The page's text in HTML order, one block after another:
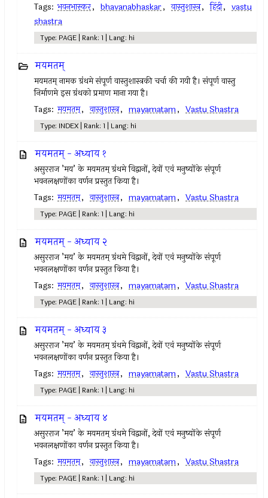
Tags: भवनभास्कर, bhavanabhaskar, वास्तुशास्त्र, हिंदी, vastu
shastra
Type: PAGE | Rank: 1 | Lang: hi
मयमतम्‌
मयमतम्‌ नामक ग्रंथमे संपूर्ण वास्तुशास्त्रकी चर्चा की गयी है। संपूर्ण वास्तु
निर्माणमे इस ग्रंथको प्रमाण माना गया है।
Tags: मयमतम्‌, वास्तुशास्त्र, mayamatam, Vastu Shastra
Type: INDEX | Rank: 1 | Lang: hi
मयमतम् - अध्याय १
असुरराज ’मय’ के मयमतम् ग्रंथमे विद्वानों, देवों एवं मनुष्योंके संपूर्ण
भवनलक्षणोंका वर्णन प्रस्तुत किया है।‌
Tags: मयमतम्‌, वास्तुशास्त्र, mayamatam, Vastu Shastra
Type: PAGE | Rank: 1 | Lang: hi
मयमतम् - अध्याय २
असुरराज ’मय’ के मयमतम् ग्रंथमे विद्वानों, देवों एवं मनुष्योंके संपूर्ण
भवनलक्षणोंका वर्णन प्रस्तुत किया है।‌
Tags: मयमतम्‌, वास्तुशास्त्र, mayamatam, Vastu Shastra
Type: PAGE | Rank: 1 | Lang: hi
मयमतम् - अध्याय ३
असुरराज ’मय’ के मयमतम् ग्रंथमे विद्वानों, देवों एवं मनुष्योंके संपूर्ण
भवनलक्षणोंका वर्णन प्रस्तुत किया है।‌
Tags: मयमतम्‌, वास्तुशास्त्र, mayamatam, Vastu Shastra
Type: PAGE | Rank: 1 | Lang: hi
मयमतम् - अध्याय ४
असुरराज ’मय’ के मयमतम् ग्रंथमे विद्वानों, देवों एवं मनुष्योंके संपूर्ण
भवनलक्षणोंका वर्णन प्रस्तुत किया है।‌
Tags: मयमतम्‌, वास्तुशास्त्र, mayamatam, Vastu Shastra
Type: PAGE | Rank: 1 | Lang: hi